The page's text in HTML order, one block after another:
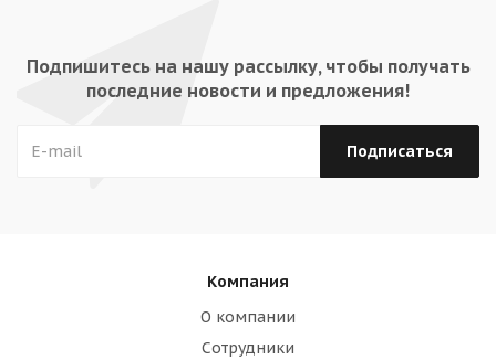
Подпишитесь на нашу рассылку, чтобы получать
последние новости и предложения!
Компания
О компании
Сотрудники